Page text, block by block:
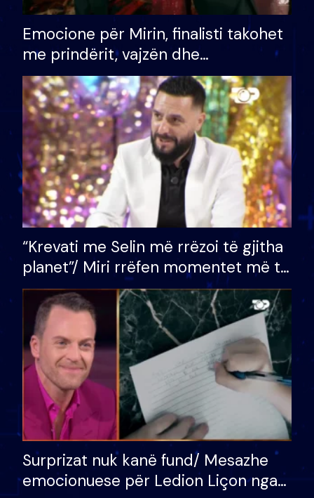
Emocione për Mirin, finalisti takohet
me prindërit, vajzën dhe
bashkëshorten: S’kemi ndonjë letër
divorci apo jo?
“Krevati me Selin më rrëzoi të gjitha
planet”/ Miri rrëfen momentet më të
bukura në shtëpinë e BB VIP: Do më
mungojë zilja e mëngjesit kur…
Surprizat nuk kanë fund/ Mesazhe
emocionuese për Ledion Liçon nga